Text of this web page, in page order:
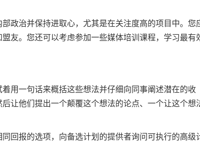
政治并保持进取心，尤其是在关注度高的项目中。您
友。您还可以考虑参加一些媒体培训课程，学习最有
用一句话来概括这些想法并仔细向同事阐述潜在的收
让他们提出一个颠覆这个想法的论点、一个让这个想
回报的选项，向备选计划的提供者询问可执行的高级